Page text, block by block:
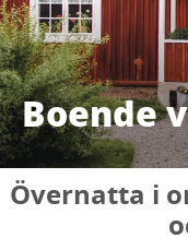
Boende
Övernatta i